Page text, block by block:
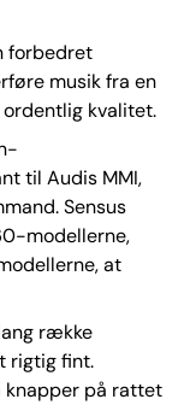
forbedret
musik fra en
kvalitet.
til Audis MMI,
Sensus
modellerne,
at
række
rigtig fint.
knapper på rattet